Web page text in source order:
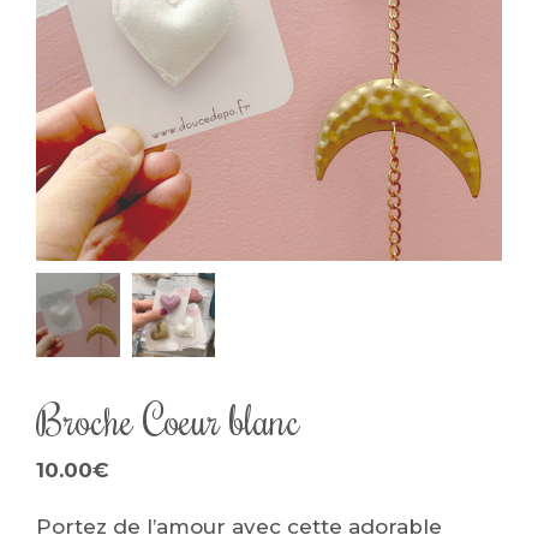
Broche Coeur blanc
10.00€
Portez de l’amour avec cette adorable